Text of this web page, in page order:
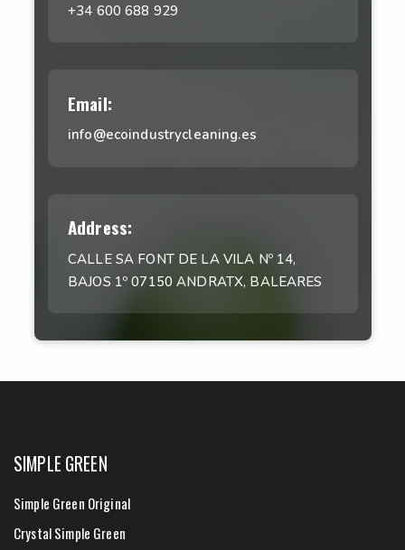
+34 600 688 929
Email:
info@ecoindustrycleaning.es
Address:
CALLE SA FONT DE LA VILA Nº 14,
BAJOS 1º 07150 ANDRATX, BALEARES
SIMPLE GREEN
Simple Green Original
Crystal Simple Green